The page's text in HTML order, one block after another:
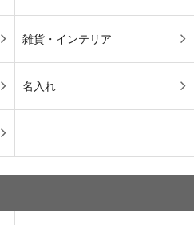
雑貨・インテリア
名入れ